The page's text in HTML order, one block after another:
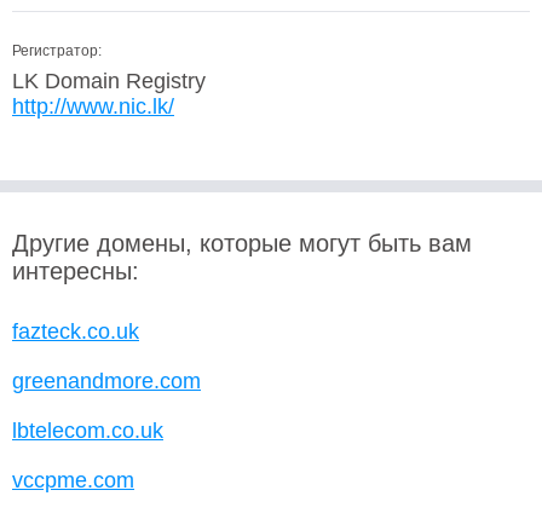
Регистратор:
LK Domain Registry
http://www.nic.lk/
Другие домены, которые могут быть вам
интересны:
fazteck.co.uk
greenandmore.com
lbtelecom.co.uk
vccpme.com